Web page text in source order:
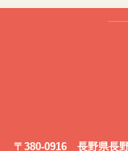
〒380-0916 長野県長